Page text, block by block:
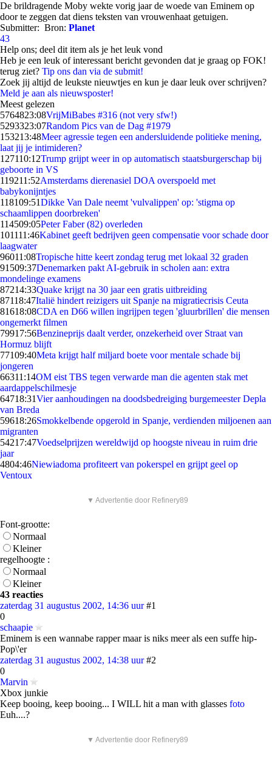
De brildragende Moby wekte vorig jaar de woede van Eminem op
door te zeggen dat diens teksten van vrouwenhaat getuigen.
Submitter: Bron: Planet
43
Help ons; deel dit item als je het leuk vond
Heb je een leuk of interessant bericht gevonden dat je graag op FOK!
terug ziet? Tip ons dan via de submit!
Zoek jij altijd de leukste nieuwtjes en kun je daar leuk over schrijven?
Meld je aan als nieuwsposter!
Meest gelezen
5764823:08VrijMiBabes #316 (not very sfw!)
5293323:07Random Pics van de Dag #1979
153213:48Meer agressie tegen een andersluidende politieke mening,
laat jij je intimideren?
127110:12Trump grijpt weer in op automatisch staatsburgerschap bij
geboorte in VS
119211:52Amsterdams dierenasiel DOA overspoeld met
babykonijntjes
118109:51Dikke Van Dale neemt 'vulvalippen' op: 'stigma op
schaamlippen doorbreken'
114509:05Peter Faber (82) overleden
101111:46Kabinet geeft bedrijven geen compensatie voor schade door
laagwater
96011:08Tropische hitte keert zondag terug met lokaal 32 graden
91509:37Denemarken pakt AI-gebruik in scholen aan: extra
mondelinge examens
87214:33Quake krijgt na 30 jaar een gratis uitbreiding
87118:47Italië hindert reizigers uit Spanje na migratiecrisis Ceuta
81618:08CDA en D66 willen ingrijpen tegen 'gluurbrillen' die mensen
ongemerkt filmen
79917:56Benzineprijs daalt verder, onzekerheid over Straat van
Hormuz blijft
77109:40Meta krijgt half miljard boete voor mentale schade bij
jongeren
66311:14OM eist TBS tegen verwarde man die agenten stak met
aardappelschilmesje
64718:31Vier aanhoudingen na doodsbedreiging burgemeester Depla
van Breda
59618:26Smokkelbende opgerold in Spanje, verdienden miljoenen aan
migranten
54217:47Voedselprijzen wereldwijd op hoogste niveau in ruim drie
jaar
4804:46Niewiadoma profiteert van pokerspel en grijpt geel op
Ventoux
▼ Advertentie door Refinery89
Font-grootte:
Normaal
Kleiner
regelhoogte :
Normaal
Kleiner
43 reacties
zaterdag 31 augustus 2002, 14:36 uur #1
0
schaapie
Eminem is een wannabe rapper maar is niks meer als een suffe hip-
Pop\'er
zaterdag 31 augustus 2002, 14:38 uur #2
0
Marvin
Xbox junkie
Keep booing, keep booing... I WILL hit a man with glasses foto
Euh....?
▼ Advertentie door Refinery89